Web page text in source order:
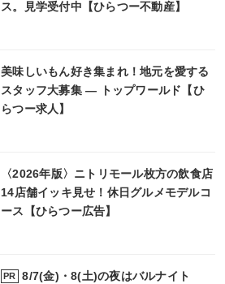
ス。見学受付中【ひらつー不動産】
美味しいもん好き集まれ！地元を愛する
スタッフ大募集 ― トップワールド【ひ
らつー求人】
〈2026年版〉ニトリモール枚方の飲食店
14店舗イッキ見せ！休日グルメモデルコ
ース【ひらつー広告】
PR 8/7(金)・8(土)の夜はバルナイト